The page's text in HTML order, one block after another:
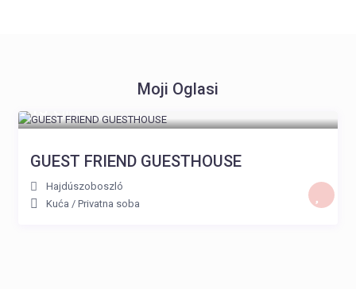
Moji Oglasi
15 €
GUEST FRIEND GUESTHOUSE
Hajdúszoboszló
Kuća /Privatna soba